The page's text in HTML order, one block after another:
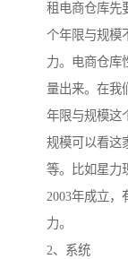
租电商仓库先
个年限与规模
力。电商仓库
量出来。在我
年限与规模这
规模可以看这
等。比如星力
2003年成立，
力。
2、系统